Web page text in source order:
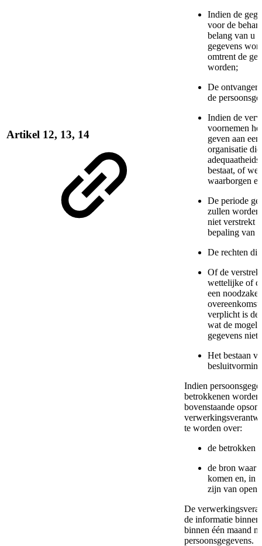
Artikel 12, 13, 14
Indien de
voor de
belang van u
gegevens
omtrent de
worden;
De
de
Indien de
voornemen
geven aan
organisatie
bestaat, of
waarborgen
De periode
zullen worden
niet verstrekt
bepaling van
De rechten
Of de
wettelijke of
een
verplicht is de
wat de
gegevens
Het bestaan
Indien
betrokkenen
bovenstaande
te worden over:
de betrokken
de bron waar
komen en, in
zijn van
De
de informatie
binnen één maand
persoonsgegevens.